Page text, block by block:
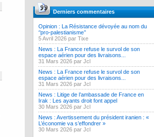
Derniers commentaires
Opinion : La Résistance dévoyée au nom du
‘’pro-palestianisme’’
5 Avril 2026 par Tixe
News : La France refuse le survol de son
espace aérien pour des livraisons...
31 Mars 2026 par Jcl
News : La France refuse le survol de son
espace aérien pour des livraisons...
31 Mars 2026 par Jcl
News : Litige de l’ambassade de France en
Irak : Les ayants droit font appel
30 Mars 2026 par Jcl
News : Avertissement du président iranien : «
L’économie va s’effondrer »
30 Mars 2026 par Jcl